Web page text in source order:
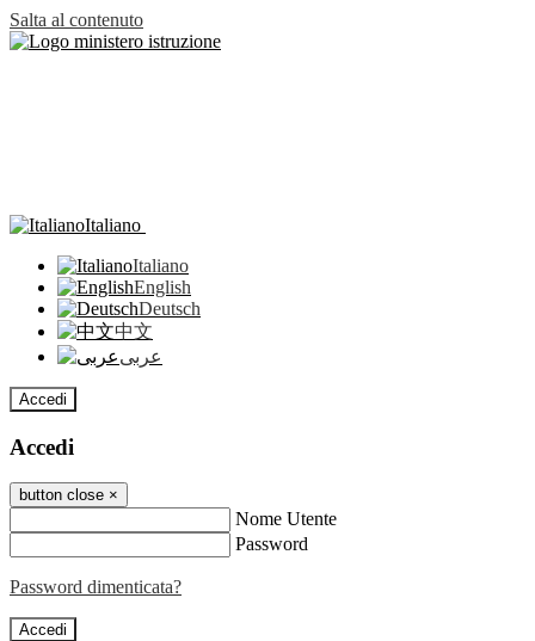
Salta al contenuto
Italiano
Italiano
English
Deutsch
中文
عربى
Accedi
Accedi
button close ×
Nome Utente
Password
Password dimenticata?